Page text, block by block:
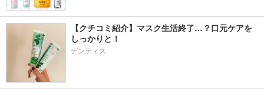
【クチコミ紹介】マスク生活終了…？口元ケアを
しっかりと！
デンティス